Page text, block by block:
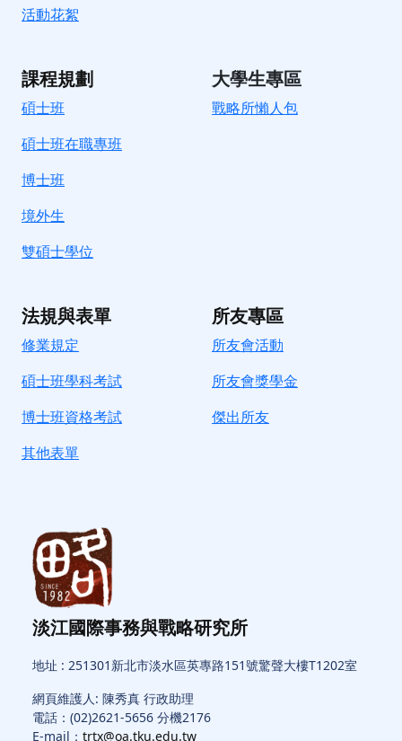
活動花絮
課程規劃
碩士班
碩士班在職專班
博士班
境外生
雙碩士學位
大學生專區
戰略所懶人包
法規與表單
修業規定
碩士班學科考試
博士班資格考試
其他表單
所友專區
所友會活動
所友會獎學金
傑出所友
淡江國際事務與戰略研究所
地址 : 251301新北市淡水區英專路151號驚聲大樓T1202室
網頁維護人: 陳秀真 行政助理
電話：(02)2621-5656 分機2176
E-mail： trtx@oa.tku.edu.tw